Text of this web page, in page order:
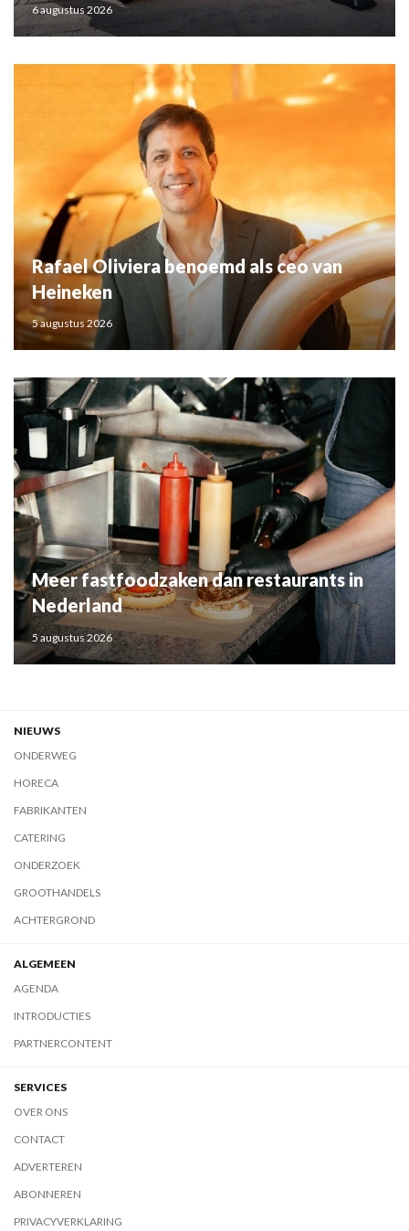
6 augustus 2026
Rafael Oliviera benoemd als ceo van
Heineken
5 augustus 2026
Meer fastfoodzaken dan restaurants in
Nederland
5 augustus 2026
NIEUWS
ONDERWEG
HORECA
FABRIKANTEN
CATERING
ONDERZOEK
GROOTHANDELS
ACHTERGROND
ALGEMEEN
AGENDA
INTRODUCTIES
PARTNERCONTENT
SERVICES
OVER ONS
CONTACT
ADVERTEREN
ABONNEREN
PRIVACYVERKLARING